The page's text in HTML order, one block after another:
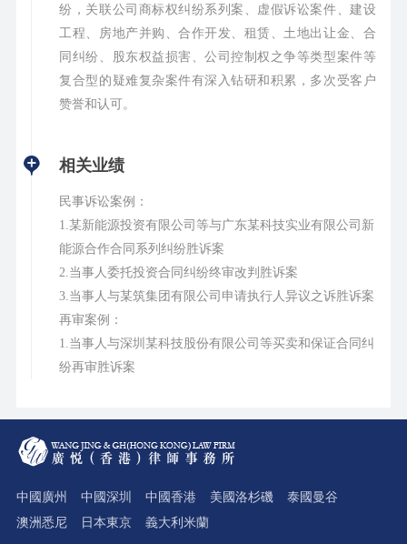
纷，关联公司商标权纠纷系列案、虚假诉讼案件、建设
工程、房地产并购、合作开发、租赁、土地出让金、合
同纠纷、股东权益损害、公司控制权之争等类型案件等
复合型的疑难复杂案件有深入钻研和积累，多次受客户
赞誉和认可。
相关业绩
民事诉讼案例：
1.某新能源投资有限公司等与广东某科技实业有限公司新
能源合作合同系列纠纷胜诉案
2.当事人委托投资合同纠纷终审改判胜诉案
3.当事人与某筑集团有限公司申请执行人异议之诉胜诉案
再审案例：
1.当事人与深圳某科技股份有限公司等买卖和保证合同纠
纷再审胜诉案
中國廣州 中國深圳 中國香港 美國洛杉磯
泰國曼谷
澳洲悉尼
日本東京 義大利米蘭